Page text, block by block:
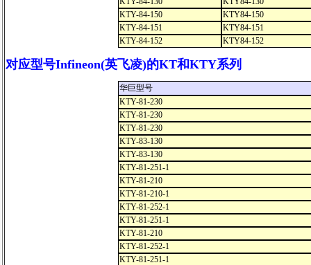
KTY-84-150
KTY84-150
KTY-84-151
KTY84-151
KTY-84-152
KTY84-152
对应型号Infineon(英飞凌)的KT和KTY系列
华巨型号
KTY-81-230
KTY-81-230
KTY-81-230
KTY-83-130
KTY-83-130
KTY-81-251-1
KTY-81-210
KTY-81-210-1
KTY-81-252-1
KTY-81-251-1
KTY-81-210
KTY-81-252-1
KTY-81-251-1